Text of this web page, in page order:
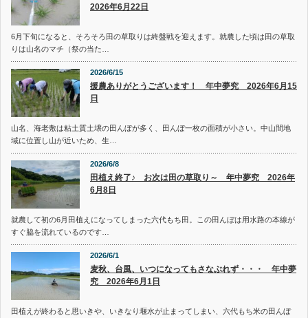
2026年6月22日
6月下旬になると、そろそろ田の草取りは終盤戦を迎えます。就農した頃は田の草取
りは山名のマチ（祭の当た…
2026/6/15
援農ありがとうございます！ 年中夢究 2026年6月15
日
山名、海老敷は粘土質土壌の田んぼが多く、田んぼ一枚の面積が小さい。中山間地
域に位置し山が近いため、生…
2026/6/8
田植え終了♪ お次は田の草取り～ 年中夢究 2026年
6月8日
就農して初の6月田植えになってしまった六代もち田。この田んぼは用水路の本線が
すぐ脇を流れているのです…
2026/6/1
麦秋、台風、いつになってもさなぶれず・・・ 年中夢
究 2026年6月1日
田植えが終わると思いきや、いきなり堰水が止まってしまい、六代もち米の田んぼ